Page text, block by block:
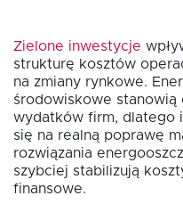
Zielone inwestycje
strukturę kosztów
na zmiany rynkowe.
środowiskowe stanowią
wydatków firm, dlatego
się na realną poprawę
rozwiązania
szybciej stabilizują
finansowe.